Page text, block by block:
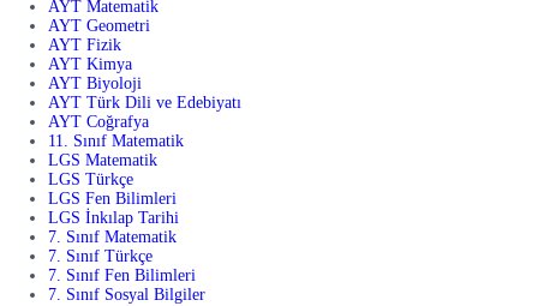
AYT Matematik
AYT Geometri
AYT Fizik
AYT Kimya
AYT Biyoloji
AYT Türk Dili ve Edebiyatı
AYT Coğrafya
11. Sınıf Matematik
LGS Matematik
LGS Türkçe
LGS Fen Bilimleri
LGS İnkılap Tarihi
7. Sınıf Matematik
7. Sınıf Türkçe
7. Sınıf Fen Bilimleri
7. Sınıf Sosyal Bilgiler